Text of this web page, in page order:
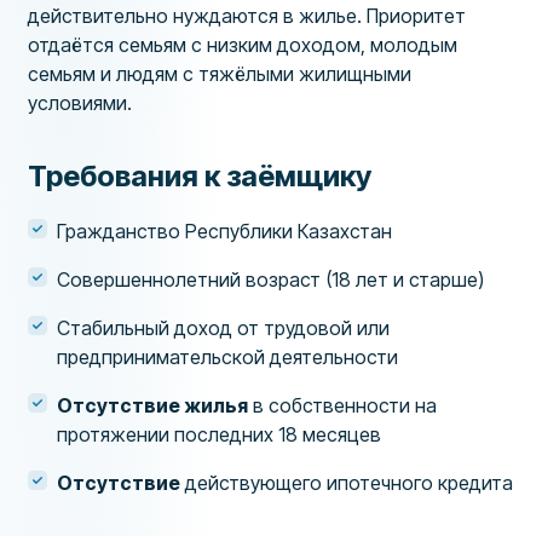
действительно нуждаются в жилье. Приоритет
отдаётся семьям с низким доходом, молодым
семьям и людям с тяжёлыми жилищными
условиями.
Требования к заёмщику
Гражданство Республики Казахстан
Совершеннолетний возраст (18 лет и старше)
Стабильный доход от трудовой или
предпринимательской деятельности
Отсутствие жилья в собственности на
протяжении последних 18 месяцев
Отсутствие действующего ипотечного кредита